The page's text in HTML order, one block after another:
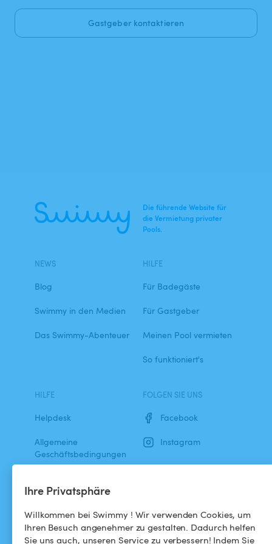
Ihre Privatsphäre
Willkommen bei Swimmy ! Wir verwenden Cookies, um
Ihren Besuch angenehmer zu gestalten. Dadurch helfen
Sie uns auch, unseren Service zu verbessern! Indem Sie
Gastgeber kontaktieren
Die führende Website für
die Vermietung privater
Pools.
NEWS
Blog
Swimmy in den Medien
Das Swimmy-Abenteuer
HILFE
Für Badegäste
Für Gastgeber
Meinen Pool vermieten
So funktioniert's
HILFE
Helpdesk
Allgemeine
Geschäftsbedingungen
FOLGEN SIE UNS
Facebook
Instagram